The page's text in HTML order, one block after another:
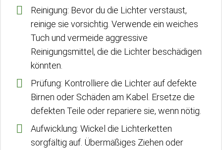
Reinigung: Bevor du die Lichter verstaust,
reinige sie vorsichtig. Verwende ein weiches
Tuch und vermeide aggressive
Reinigungsmittel, die die Lichter beschädigen
könnten.
Prüfung: Kontrolliere die Lichter auf defekte
Birnen oder Schäden am Kabel. Ersetze die
defekten Teile oder repariere sie, wenn nötig.
Aufwicklung: Wickel die Lichterketten
sorgfältig auf. Übermäßiges Ziehen oder